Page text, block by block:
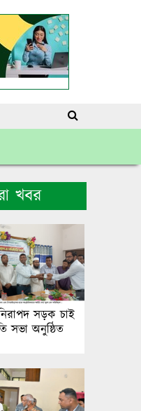
খবর
সড়ক চাই
সভা অনুষ্ঠিত